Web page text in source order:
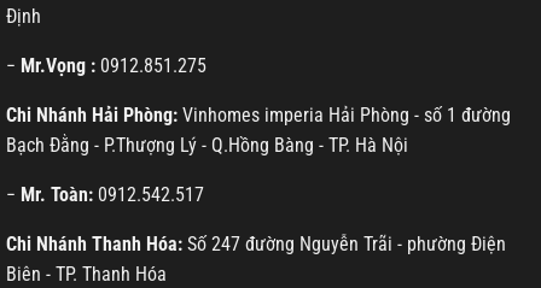
Định
− Mr.Vọng : 0912.851.275
Chi Nhánh Hải Phòng: Vinhomes imperia Hải Phòng - số 1 đường
Bạch Đằng - P.Thượng Lý - Q.Hồng Bàng - TP. Hà Nội
− Mr. Toàn: 0912.542.517
Chi Nhánh Thanh Hóa: Số 247 đường Nguyễn Trãi - phường Điện
Biên - TP. Thanh Hóa